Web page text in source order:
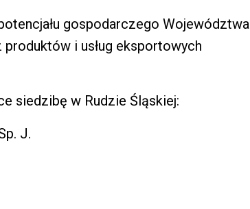
gospodarczego Województwa
i usług eksportowych
siedzibę w Rudzie Śląskiej:
J.